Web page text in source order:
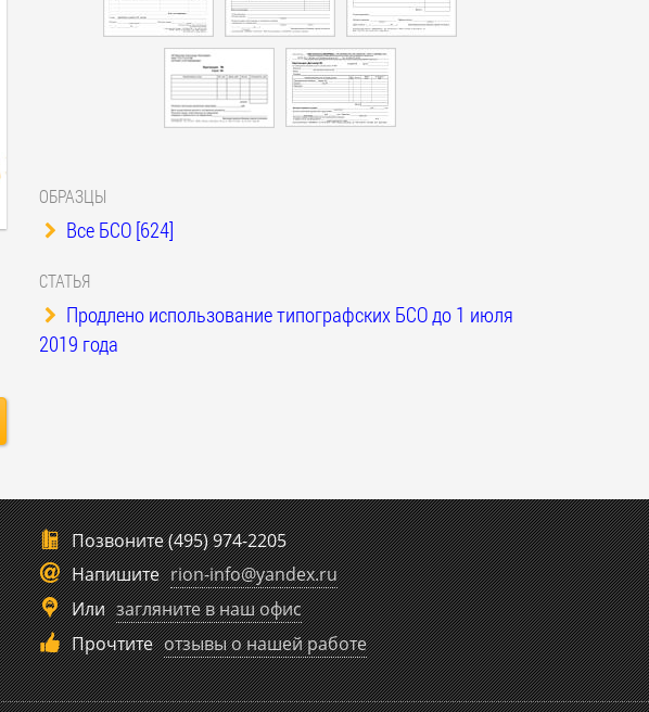
ОБРАЗЦЫ
Все БСО [624]
СТАТЬЯ
Продлено использование типографских БСО до 1 июля
2019 года
Позвоните(495) 974-2205
Напишите rion-info@yandex.ru
Или загляните в наш офис
Прочтите отзывы о нашей работе